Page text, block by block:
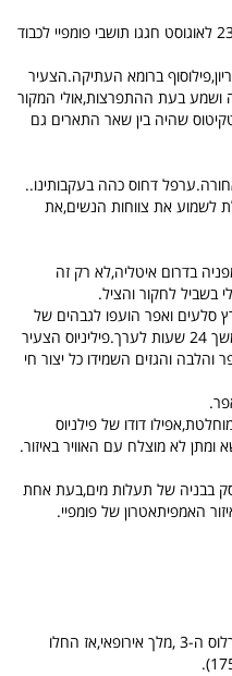
הר הגעש וזוב התפרץ ב-24 לאוגוסט ,ב-23 לאוגוסט חגגו תושבי פומפיי לכבוד
ברומא העתיקה.הצעיר
ושמע בעת ההתפרצות,אולי המקור
שהיה בין שאר התארים גם
דחוס כהה בעקבותינו..
לשמוע את צווחות הנשים,את
בדרום איטליה,לא רק זה
בשביל לחקור והציל.
סלעים ואפר הועפו לגבהים של
עשרות קילומטרים ,33 ק"מ ליתר דיוק במשך 24 שעות לערך.פיליניוס הצעיר
והגזים השמידו כל יצור חי
דודו של פילניוס
לא מוצלח עם האוויר באיזור.
עסק בבניה של תעלות מים,בעת אחת
האמפיתאטרון של פומפיי.
המאה ה-18 תחת שלטונו של המלך קארלוס ה-3 ,מלך אירופאי,אז החלו